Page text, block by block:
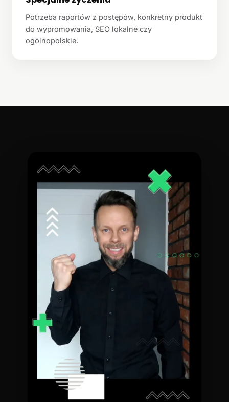
Potrzeba raportów z postępów, konkretny produkt
do wypromowania, SEO lokalne czy
ogólnopolskie.